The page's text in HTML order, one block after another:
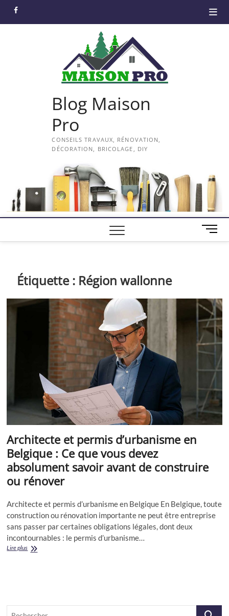
facebook
Blog Maison
Pro
CONSEILS TRAVAUX, RÉNOVATION,
DÉCORATION, BRICOLAGE, DIY
M
e
t
o
n
Étiquette : Région wallonne
Architecte et permis d’urbanisme en
Belgique : Ce que vous devez
absolument savoir avant de construire
ou rénover
Architecte et permis d’urbanisme en Belgique En Belgique, toute
construction ou rénovation importante ne peut être entreprise
sans passer par certaines obligations légales, dont deux
incontournables : le permis d’urbanisme…
Lire plusArchitecte